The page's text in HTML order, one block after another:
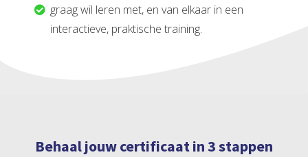
graag wil leren met, en van elkaar in een
interactieve, praktische training.
Behaal jouw certificaat in 3 stappen